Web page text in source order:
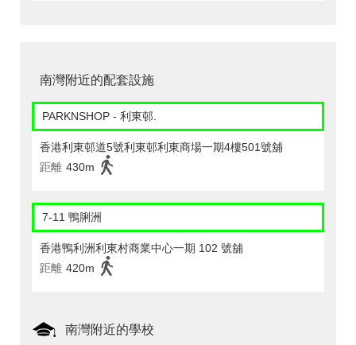
南灣附近的配套設施
PARKNSHOP - 利東邨.
香港利東邨道5號利東邨利東商場一期4樓501號舖
距離 430m
7-11 鴨脷洲
香港鴨利洲利東村商業中心一期 102 號舖
距離 420m
南灣附近的學校